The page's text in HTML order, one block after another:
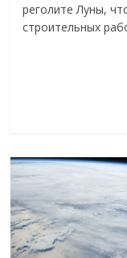
реголите Луны,
строительных